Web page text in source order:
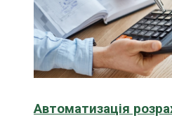
Автоматизація